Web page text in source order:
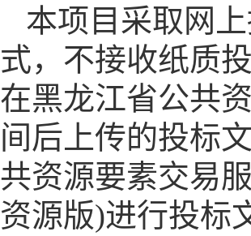
本项目采取网
式，不接收纸质
在黑龙江省公共
间后上传的投标
共资源要素交易
资源版)进行投标